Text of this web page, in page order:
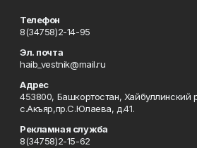
Телефон
8(34758)2-14-95
Эл. почта
haib_vestnik@mail.ru
Адрес
453800, Башкортостан, Хайбуллинский
с.Акъяр,пр.С.Юлаева, д.41.
Рекламная служба
8(34758)2-15-62